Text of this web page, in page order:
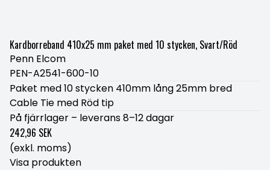
Kardborreband 410x25 mm paket med 10 stycken, Svart/Röd
Penn Elcom
PEN-A2541-600-10
Paket med 10 stycken 410mm lång 25mm bred
Cable Tie med Röd tip
På fjärrlager – leverans 8–12 dagar
242,96 SEK
(exkl. moms)
Visa produkten